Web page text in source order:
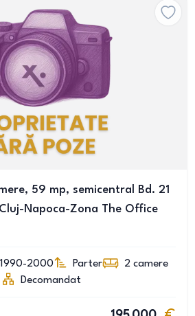
59 mp, semicentral Bd. 21
Napoca-Zona The Office
1990-2000 Parter 2 camere
Decomandat